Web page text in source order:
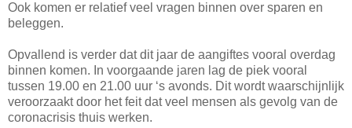
Ook komen er relatief veel vragen binnen over sparen en
beleggen.
Opvallend is verder dat dit jaar de aangiftes vooral overdag
binnen komen. In voorgaande jaren lag de piek vooral
tussen 19.00 en 21.00 uur ‘s avonds. Dit wordt waarschijnlijk
veroorzaakt door het feit dat veel mensen als gevolg van de
coronacrisis thuis werken.